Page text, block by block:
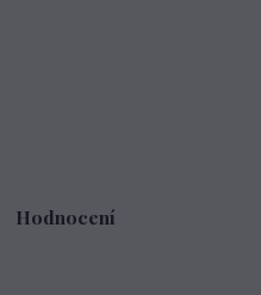
Hodnocení